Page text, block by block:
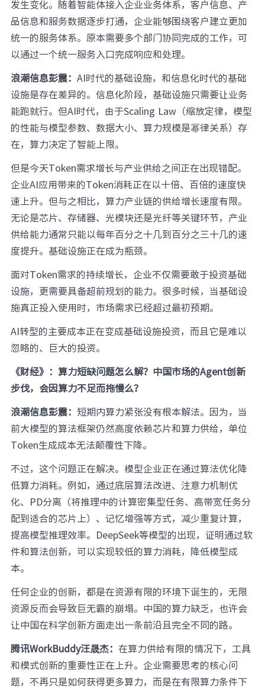
发生变化。随着智能体接入企业业务体系，客户信息、产
品信息和服务数据逐步打通，企业能够围绕客户建立更加
统一的服务体系。原本需要多个部门协同完成的工作，可
以通过一个统一服务入口完成响应和处理。
浪潮信息彭震： AI时代的基础设施，和信息化时代的基础
设施是存在差异的。信息化阶段，基础设施只需要让业务
能跑就行。但AI时代，由于Scaling Law（缩放定律，模型
的性能与模型参数、数据大小、算力规模是幂律关系）存
在，算力决定了智能上限。
但是今天Token需求增长与产业供给之间正在出现错配。
企业AI应用带来的Token消耗正在以十倍、百倍的速度快
速上升。但与之相比，算力产业链的供给增长速度有限。
无论是芯片、存储器、光模块还是光纤等关键环节，产业
供给能力通常只能以每年百分之十几到百分之三十几的速
度提升。基础设施正在成为瓶颈。
面对Token需求的持续增长，企业不仅需要敢于投资基础
设施，更需要具备超前规划的能力。很多时候，当基础设
施真正投入使用时，市场需求已经超过最初预期。
AI转型的主要成本正在变成基础设施投资，而且它是难以
忽略的、巨大的投资。
《财经》：算力短缺问题怎么解？中国市场的Agent创新
步伐，会因算力不足而拖慢么？
浪潮信息彭震： 短期内算力紧张没有根本解法。因为，当
前大模型的算法框架仍然高度依赖芯片和算力供给，单位
Token生成成本无法颠覆性下降。
不过，这个问题正在解决。模型企业正在通过算法优化降
低算力消耗。例如，通过底层算法改进、注意力机制优
化、PD分离（将推理中的计算密集型任务、高带宽任务分
配到适合的芯片上）、记忆增强等方式，减少重复计算，
提高模型推理效率。DeepSeek等模型的出现，证明通过软
件和算法创新，可以实现较低的算力消耗，降低模型成
本。
任何企业的创新，都是在资源有限的环境下诞生的，无限
资源反而会导致巨无霸的崩塌。中国的算力缺乏，也许会
让中国在科学创新方面走出一条前沿且完全不同的路。
腾讯WorkBuddy汪晟杰： 在算力供给有限的情况下，工具
和模式创新的重要性正在上升。企业需要思考的核心问
题，不再只是如何获得更多算力，而是在有限算力条件下